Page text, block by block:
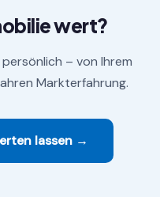
wert?
– von Ihrem
Markterfahrung.
lassen →